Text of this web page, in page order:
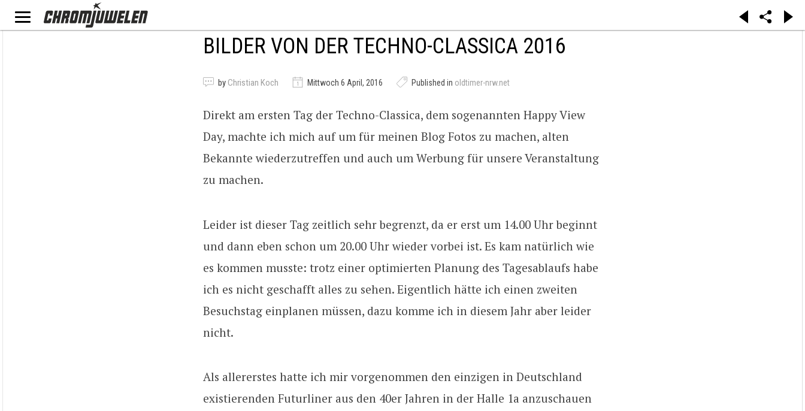
BILDER VON DER TECHNO-CLASSICA 2016
by Christian Koch Mittwoch 6 April, 2016 Published in oldtimer-nrw.net
Direkt am ersten Tag der Techno-Classica, dem sogenannten Happy View
Day, machte ich mich auf um für meinen Blog Fotos zu machen, alten
Bekannte wiederzutreffen und auch um Werbung für unsere Veranstaltung
zu machen.
Leider ist dieser Tag zeitlich sehr begrenzt, da er erst um 14.00 Uhr beginnt
und dann eben schon um 20.00 Uhr wieder vorbei ist. Es kam natürlich wie
es kommen musste: trotz einer optimierten Planung des Tagesablaufs habe
ich es nicht geschafft alles zu sehen. Eigentlich hätte ich einen zweiten
Besuchstag einplanen müssen, dazu komme ich in diesem Jahr aber leider
nicht.
Als allererstes hatte ich mir vorgenommen den einzigen in Deutschland
existierenden Futurliner aus den 40er Jahren in der Halle 1a anzuschauen